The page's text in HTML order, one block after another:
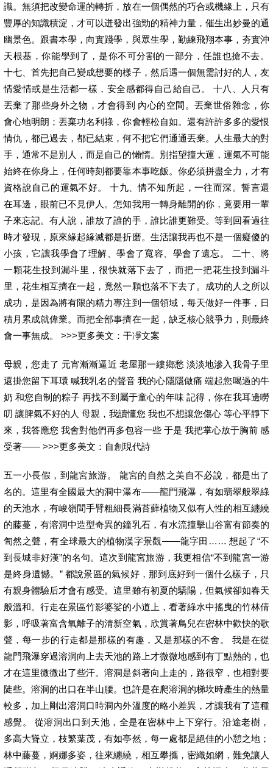
識。無須把改變命運的轉折，放在一個偶然的巧合或機緣上，只有
豐厚的知識積淀，才可以迸發出強勁的精神力量，催生出妙曼的通
幽景色。跟書本學，向實踐學，與眾生學，勤練飛翔本事，夯實沖
天根基，你能學到了，是你不可分割的一部分，任誰也搶不去。
十七、首先把自己變成想要的樣子，然后遇一個無需討好的人，友
情愛情或是生活都一樣，安全感都得自己給自己。 十八、人只有
丟棄了那些身外之物，才會得到 內心的空間。丟棄世俗雜念，你
會心地明朗；丟棄功名利祿，你會輕松自如。還有許許多多的愛恨
情仇，都已過去，都已結束，何不把它們通通丟棄。人生最大的對
手，通常不是別人，而是自己的懶惰。別指望撞大運，運氣不可能
始終在你身上，任何時刻都要靠本事吃飯。你必須拼盡全力，才有
資格說自己的運氣不好。 十九、情不知所起，一往而深。誓言還
在耳邊，眼前已不見伊人。怎知我用一轉身離開的你，竟要用一輩
子來忘記。有人說，誰放了誰的手，誰比誰更難受。等到回看過往
時才發現，原來緣起緣滅都是折磨。生活讓我再也不是一個癡傻的
小孩，它讓我學會了理解、學會了寬容、學會了遺忘。 二十、將
一顆花生投到漏斗里，很快就落下去了，而把一把花生投到漏斗
里，花生相互擠在一起，竟然一顆也落不下去了。成功的人之所以
成功，是因為將有限的精力專注到一個領域，每天做好一件事，日
積月累成就偉業。而把全部事擠在一起，缺乏核心競爭力，則最終
會一事無成。 >>>更多美文：干凈文案
母親，您走了 元宵漸漸逼近 老屋那一縷鄉愁 淡淡地滲入我骨子里
還掛您留下耳環 喊我乳名的聲音 我的心隱隱做痛 端起您喝過的牛
奶 和您自制的粽子 再找不到屬于童心的年味 記得，你在我耳邊嘮
叨 讓脾氣不好的人 母親，我讀懂您 我也不想讓您傷心 等心平靜下
來，我答應您 我會對他們再多包容一些 于是 我把掌心放于胸前 感
受著—— >>>更多美文：自創現代詩
五一小長假，到龍宮旅游。 龍宮的自然之美自不必說，都是出了
名的。這里有全國最大的洞中瀑布——龍門飛瀑，有如翡翠般翠綠
的天池水，有峻嶺間手臂粗細長滿苔蘚植物又似有人性的相互纏繞
的藤蔓，有溶洞中造型奇異的鐘乳石，有水流撞擊山谷富有節奏的
訇然之聲，有全球最大的植物漢字景觀——龍字田…… 想起了“不
到長城非好漢”的名句。這次到龍宮旅游，我更相信“不到龍宮一游
是終身遺憾。” 都說景區的氣候好，那到底好到一個什么樣子，只
有親身體驗后才會有感受。這里雖有初夏的驕陽，但氣候卻如春天
般溫和。行走在景區竹影婆娑的小道上，看著綠水中搖曳的竹林倩
影，呼吸著富含氧離子的清新空氣，欣賞著鳥兒在密林中歡快的歌
聲，每一步的行走都是那樣的有趣，又是那樣的不舍。 我是在從
龍門飛瀑穿過溶洞向上去天池的路上才微微地感到有丁點熱的，也
才在這里微微出了些汗。溶洞是斜著向上走的，路很窄，也相對要
陡些。溶洞的出口在半山腰。也許是在爬溶洞的梯坎時產生的熱量
較多，加上剛出溶洞口時洞內外溫度的略小差異，才讓我有了這種
感覺。 從溶洞出口到天池，全是在密林中上下穿行。沿途老樹，
多高大聳立，枝繁葉茂，有如亭然，每一處都是絕佳的小憩之地；
林中藤蔓，婀娜多姿，往來纏繞，相互攀攜，密織如網，難免讓人